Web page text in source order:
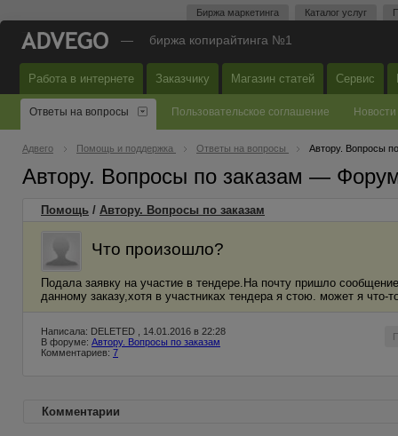
Биржа маркетинга Каталог услуг
— биржа копирайтинга №1
Работа в интернете Заказчику Магазин статей Сервис
Ответы на вопросы Пользовательское соглашение Новости
Адвего Помощь и поддержка Ответы на вопросы Автору. Вопросы
Автору. Вопросы по заказам —
Помощь / Автору. Вопросы по заказам
Что произошло?
Подала заявку на участие в тендере.На почту пришло
данному заказу,хотя в участниках тендера я стою. может я что-
Написала: DELETED , 14.01.2016 в 22:28
В форуме: Автору. Вопросы по заказам
Комментариев: 7
Комментарии